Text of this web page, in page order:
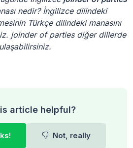
nedir? İngilizce dilindeki
Türkçe dilindeki manasını
joinder of parties diğer dillerde
article helpful?
Not, really